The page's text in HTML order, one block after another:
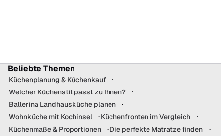
Beliebte Themen
Küchenplanung & Küchenkauf
Welcher Küchenstil passt zu Ihnen?
Ballerina Landhausküche planen
Wohnküche mit Kochinsel
Küchenfronten im Vergleich
Küchenmaße & Proportionen
Die perfekte Matratze finden